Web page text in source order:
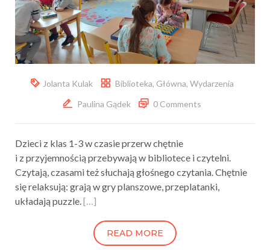
Jolanta Kulak Biblioteka, Główna, Wydarzenia
Paulina Gądek
0 Comments
Dzieci z klas 1-3 w czasie przerw chętnie
i z przyjemnością przebywają w bibliotece i czytelni.
Czytają, czasami też słuchają głośnego czytania. Chętnie
się relaksują: grają w gry planszowe, przeplatanki,
układają puzzle. […]
READ MORE